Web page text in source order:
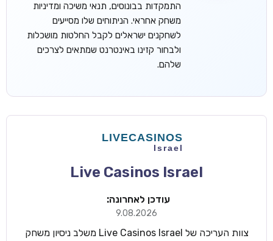
התמקדות בבונוסים, תנאי משיכה ומדיניות
משחק אחראי. הניתוחים שלו מסייעים
לשחקנים ישראלים לקבל החלטות מושכלות
ולבחור קזינו באינטרנט שמתאים לצרכים
שלהם.
Live Casinos Israel
עודכן לאחרונה:
9.08.2026
צוות העריכה של Live Casinos Israel משלב ניסיון משחק